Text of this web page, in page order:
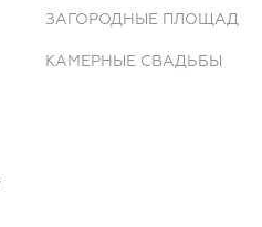
ЗАГОРОДНЫЕ ПЛОЩАДКИ
КАМЕРНЫЕ СВАДЬБЫ